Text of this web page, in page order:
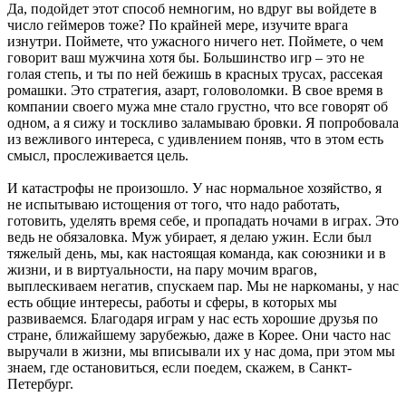
Да, подойдет этот способ немногим, но вдруг вы войдете в
число геймеров тоже? По крайней мере, изучите врага
изнутри. Поймете, что ужасного ничего нет. Поймете, о чем
говорит ваш мужчина хотя бы. Большинство игр – это не
голая степь, и ты по ней бежишь в красных трусах, рассекая
ромашки. Это стратегия, азарт, головоломки. В свое время в
компании своего мужа мне стало грустно, что все говорят об
одном, а я сижу и тоскливо заламываю бровки. Я попробовала
из вежливого интереса, с удивлением поняв, что в этом есть
смысл, прослеживается цель.
И катастрофы не произошло. У нас нормальное хозяйство, я
не испытываю истощения от того, что надо работать,
готовить, уделять время себе, и пропадать ночами в играх. Это
ведь не обязаловка. Муж убирает, я делаю ужин. Если был
тяжелый день, мы, как настоящая команда, как союзники и в
жизни, и в виртуальности, на пару мочим врагов,
выплескиваем негатив, спускаем пар. Мы не наркоманы, у нас
есть общие интересы, работы и сферы, в которых мы
развиваемся. Благодаря играм у нас есть хорошие друзья по
стране, ближайшему зарубежью, даже в Корее. Они часто нас
выручали в жизни, мы вписывали их у нас дома, при этом мы
знаем, где остановиться, если поедем, скажем, в Санкт-
Петербург.